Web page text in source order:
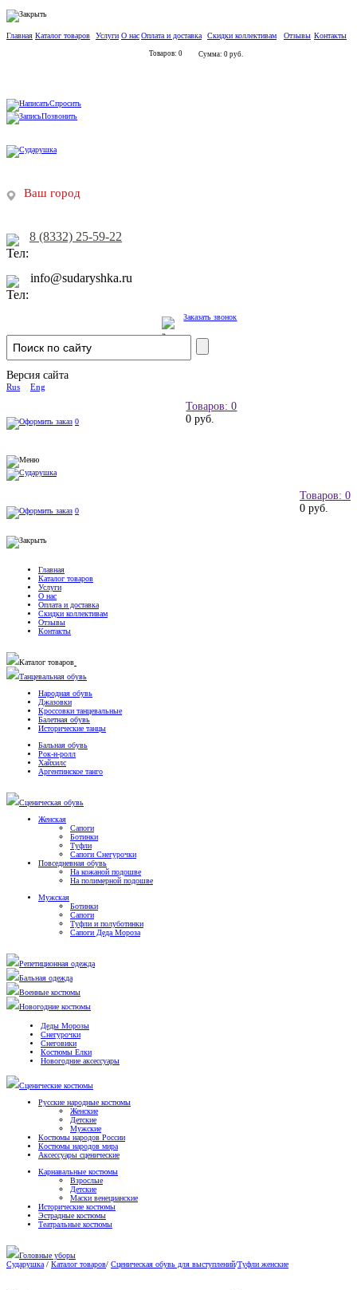
Главная Каталог товаров Услуги О насОплата и доставка Скидки коллективам Отзывы Контакты
Товаров: 0 Сумма: 0 руб.
Спросить
Позвонить
Ваш город
8 (8332) 25-59-22
info@sudaryshka.ru
Заказать звонок
Версия сайта
Rus Eng
Товаров: 0
0 руб.
0
Товаров: 0
0 руб.
0
Главная
Каталог товаров
Услуги
О нас
Оплата и доставка
Скидки коллективам
Отзывы
Контакты
Каталог товаров
Танцевальная обувь
Народная обувь
Джазовки
Кроссовки танцевальные
Балетная обувь
Исторические танцы
Бальная обувь
Рок-н-ролл
Хайхилс
Аргентинское танго
Сценическая обувь
Женская
Сапоги
Ботинки
Туфли
Сапоги Снегурочки
Повседневная обувь
На кожаной подошве
На полимерной подошве
Мужская
Ботинки
Сапоги
Туфли и полуботинки
Сапоги Деда Мороза
Репетиционная одежда
Бальная одежда
Военные костюмы
Новогодние костюмы
Деды Морозы
Снегурочки
Снеговики
Костюмы Елки
Новогодние аксессуары
Сценические костюмы
Русские народные костюмы
Женские
Детские
Мужские
Костюмы народов России
Костюмы народов мира
Аксессуары сценические
Карнавальные костюмы
Взрослые
Детские
Маски венецианские
Исторические костюмы
Эстрадные костюмы
Театральные костюмы
Головные уборы
Сударушка / Каталог товаров/ Сценическая обувь для выступлений/Туфли женские